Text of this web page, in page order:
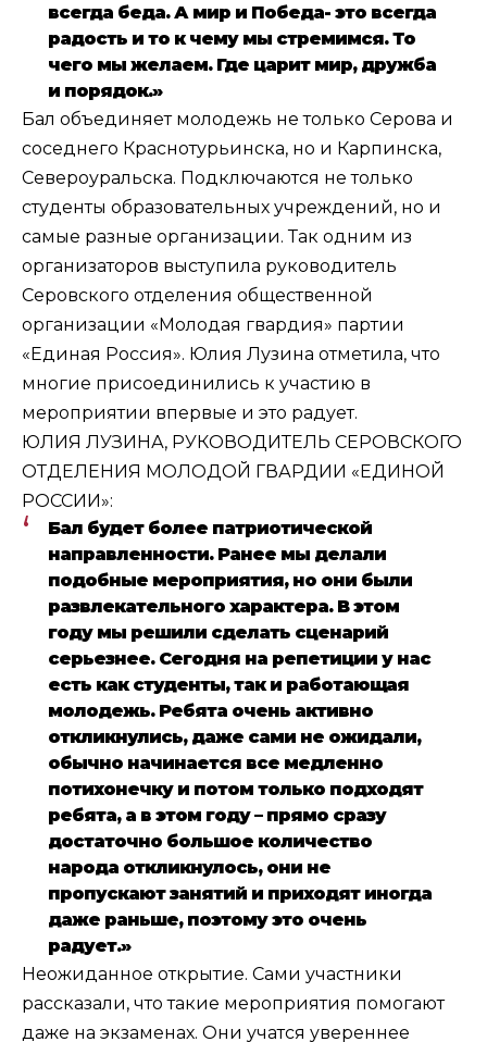
всегда беда. А мир и Победа- это всегда
радость и то к чему мы стремимся. То
чего мы желаем. Где царит мир, дружба
и порядок.»
Бал объединяет молодежь не только Серова и
соседнего Краснотурьинска, но и Карпинска,
Североуральска. Подключаются не только
студенты образовательных учреждений, но и
самые разные организации. Так одним из
организаторов выступила руководитель
Серовского отделения общественной
организации «Молодая гвардия» партии
«Единая Россия». Юлия Лузина отметила, что
многие присоединились к участию в
мероприятии впервые и это радует.
ЮЛИЯ ЛУЗИНА, РУКОВОДИТЕЛЬ СЕРОВСКОГО
ОТДЕЛЕНИЯ МОЛОДОЙ ГВАРДИИ «ЕДИНОЙ
РОССИИ»:
Бал будет более патриотической
направленности. Ранее мы делали
подобные мероприятия, но они были
развлекательного характера. В этом
году мы решили сделать сценарий
серьезнее. Сегодня на репетиции у нас
есть как студенты, так и работающая
молодежь. Ребята очень активно
откликнулись, даже сами не ожидали,
обычно начинается все медленно
потихонечку и потом только подходят
ребята, а в этом году – прямо сразу
достаточно большое количество
народа откликнулось, они не
пропускают занятий и приходят иногда
даже раньше, поэтому это очень
радует.»
Неожиданное открытие. Сами участники
рассказали, что такие мероприятия помогают
даже на экзаменах. Они учатся увереннее